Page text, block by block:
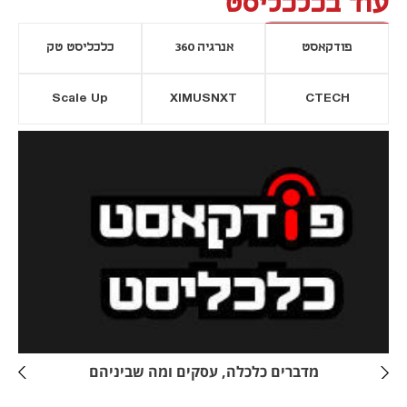
פודקאסט אנרגיה 360 כלכליסט טק
CTECH
XIMUSNXT
Scale Up
נפתח בכרטיסייה חדשה
מדברים כלכלה, עסקים ומה שביניהם
חדשה